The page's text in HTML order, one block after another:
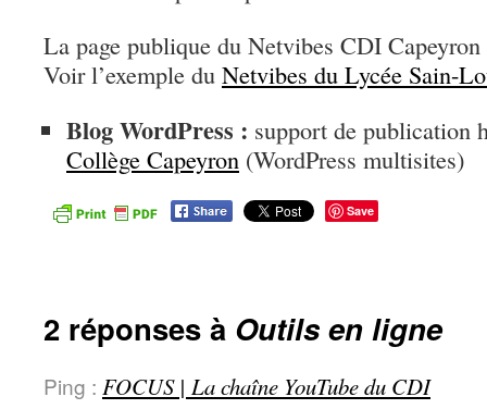
La page publique du Netvibes CDI Capeyron
Voir l’exemple du Netvibes du Lycée Sain-
Blog WordPress : support de publication
Collège Capeyron (WordPress multisites)
Save
2 réponses à Outils en ligne
Ping : FOCUS | La chaîne YouTube du CDI